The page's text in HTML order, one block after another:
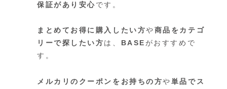
保証があり安心です。
まとめてお得に購入したい方や商品をカテゴ
リーで探したい方は、 BASE がおすすめで
す。
メルカリのクーポンをお持ちの方や単品でス